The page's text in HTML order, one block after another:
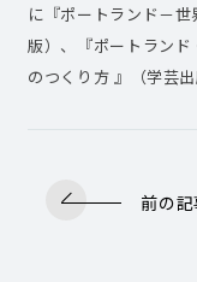
に『ポートランド－
版）、『ポートランド
のつくり方 』（学芸出
前の記